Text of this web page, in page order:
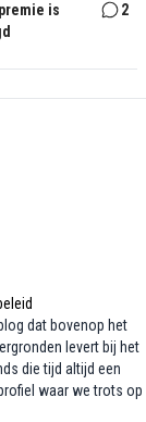
is
2
dat bovenop het
levert bij het
die tijd altijd een
waar we trots op